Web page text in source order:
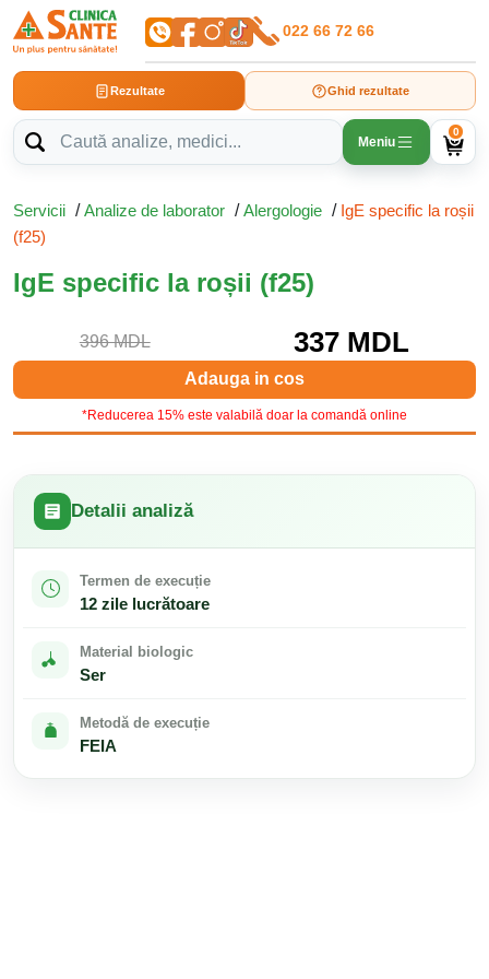
022 66 72 66
Rezultate Ghid rezultate
Meniu
0
Servicii /Analize de laborator /Alergologie / IgE specific la roșii
(f25)
IgE specific la roșii (f25)
396 MDL 337 MDL
Adauga in cos
*Reducerea 15% este valabilă doar la comandă online
Detalii analiză
Termen de execuție
12 zile lucrătoare
Material biologic
Ser
Metodă de execuție
FEIA